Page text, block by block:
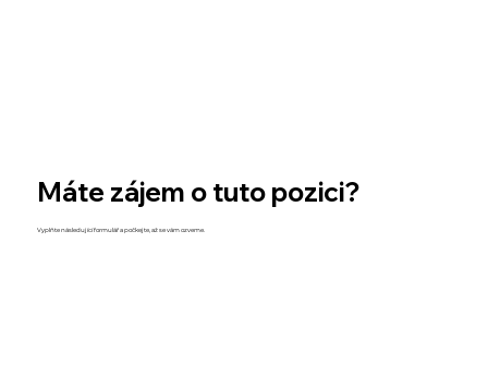
Máte zájem o tuto pozici?
Vyplňte následující formulář a počkejte, až se vám ozveme.